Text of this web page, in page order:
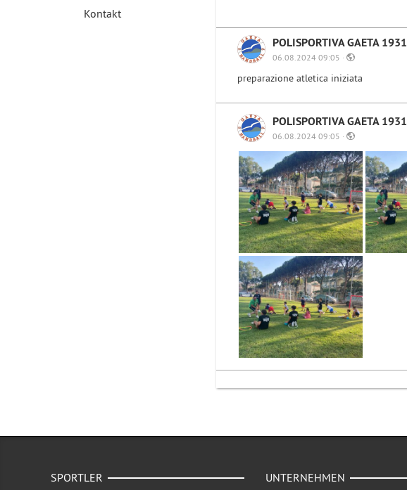
Kontakt
POLISPORTIVA GAETA 1931
06.08.2024 09:05 ·
preparazione atletica iniziata
POLISPORTIVA GAETA 1931
06.08.2024 09:05 ·
SPORTLER UNTERNEHMEN